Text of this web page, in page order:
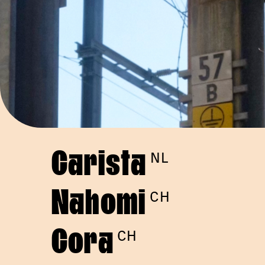
Carista NL
Nahomi CH
Cora CH